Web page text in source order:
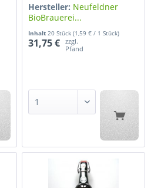
Hersteller: Neufeldner
BioBrauerei...
Inhalt 20 Stück(1,59 € / 1 Stück)
31,75 €
zzgl.
Pfand